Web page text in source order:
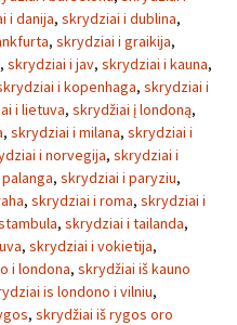
i danija, skrydziai i dublina,
, skrydziai i graikija,
, skrydziai i jav, skrydziai i kauna,
i kopenhaga, skrydziai i
i lietuva, skrydžiai į londoną,
, skrydziai i milana, skrydziai i
i norvegija, skrydziai i
, skrydziai i paryziu,
, skrydziai i roma, skrydziai i
, skrydziai i tailanda,
, skrydziai i vokietija,
i londona, skrydžiai iš kauno
is londono i vilniu,
, skrydžiai iš rygos oro